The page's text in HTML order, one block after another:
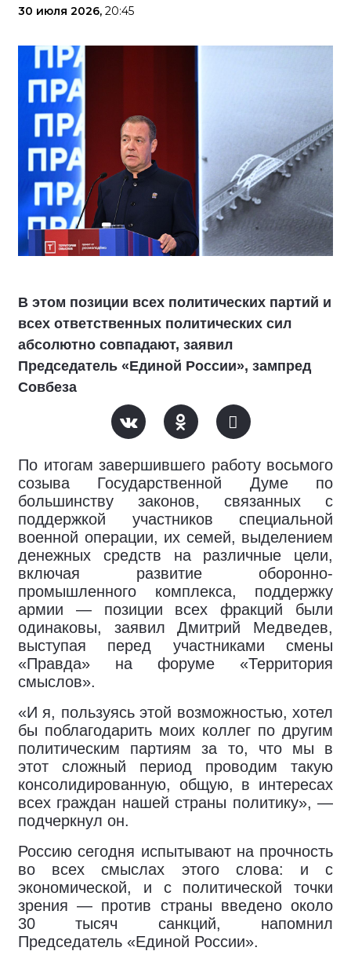
30 июля 2026, 20:45
В этом позиции всех политических партий и
всех ответственных политических сил
абсолютно совпадают, заявил
Председатель «Единой России», зампред
Совбеза
По итогам завершившего работу восьмого
созыва Государственной Думе по
большинству законов, связанных с
поддержкой участников специальной
военной операции, их семей, выделением
денежных средств на различные цели,
включая развитие оборонно-
промышленного комплекса, поддержку
армии — позиции всех фракций были
одинаковы, заявил Дмитрий Медведев,
выступая перед участниками смены
«Правда» на форуме «Территория
смыслов».
«И я, пользуясь этой возможностью, хотел
бы поблагодарить моих коллег по другим
политическим партиям за то, что мы в
этот сложный период проводим такую
консолидированную, общую, в интересах
всех граждан нашей страны политику», —
подчеркнул он.
Россию сегодня испытывают на прочность
во всех смыслах этого слова: и с
экономической, и с политической точки
зрения — против страны введено около
30 тысяч санкций, напомнил
Председатель «Единой России».